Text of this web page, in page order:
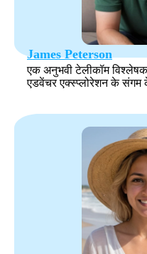
James Peterson
एक अनुभवी टेलीकॉम
एडवेंचर एक्स्प्लोरेशन के संगम